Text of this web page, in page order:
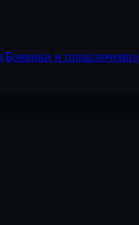
Боевики и приключения